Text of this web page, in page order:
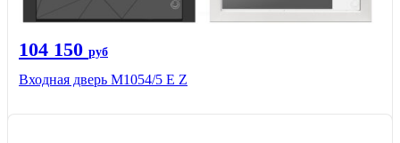
104 150 руб
Входная дверь М1054/5 Е Z